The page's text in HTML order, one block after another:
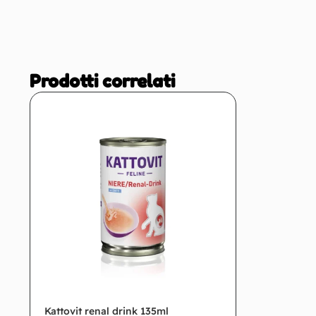
Prodotti correlati
Kattovit renal drink 135ml